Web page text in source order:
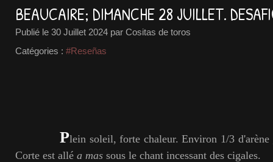
BEAUCAIRE; DIMANCHE 28 JUILLET.
Publié le 30 Juillet 2024 par Cositas de toros
Catégories : #Reseñas
Plein soleil, forte chaleur. Environ 1/3 d'arène
Corte est allé a mas sous le chant incessant des cigales.